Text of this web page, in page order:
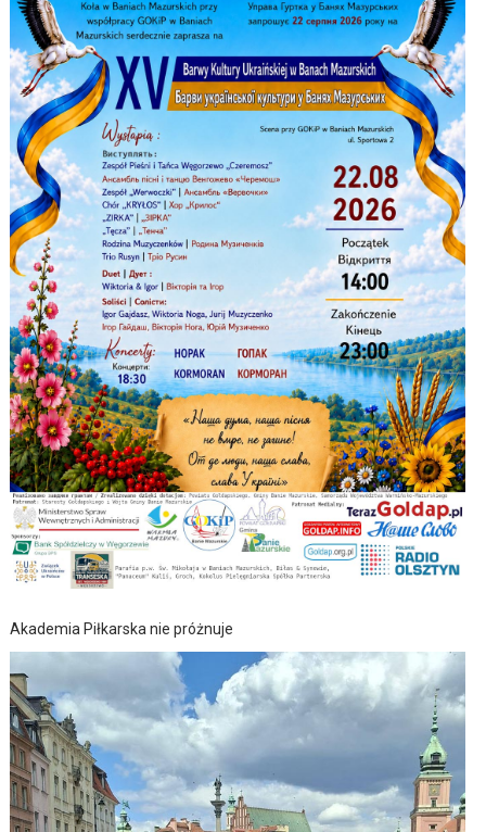
Akademia Piłkarska nie próżnuje